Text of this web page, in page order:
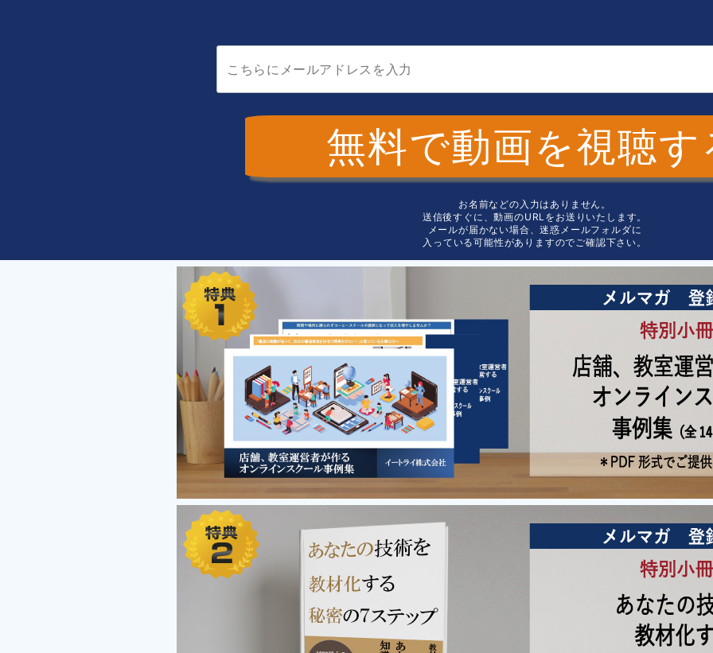
無料で動画を視聴す
お名前などの入力はありません。
送信後すぐに、動画のURLをお送りいたします。
メールが届かない場合、迷惑メールフォルダに
入っている可能性がありますのでご確認下さい。